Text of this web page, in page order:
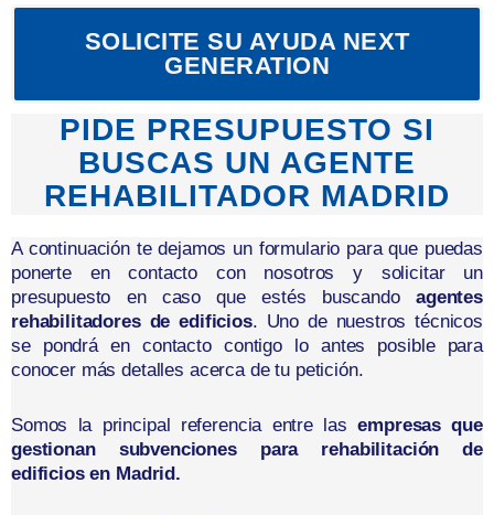
SOLICITE SU AYUDA NEXT
GENERATION
PIDE PRESUPUESTO SI
BUSCAS UN AGENTE
REHABILITADOR MADRID
A continuación te dejamos un formulario para que puedas
ponerte en contacto con nosotros y solicitar un
presupuesto en caso que estés buscandoagentes
rehabilitadores de edificios. Uno de nuestros técnicos
se pondrá en contacto contigo lo antes posible para
conocer más detalles acerca de tu petición.
Somos la principal referencia entre lasempresas que
gestionan subvenciones para rehabilitación de
edificios en Madrid.